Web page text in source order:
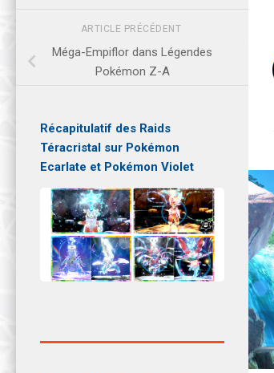
ARTICLE PRÉCÉDENT
Méga-Empiflor dans Légendes
Pokémon Z-A
Récapitulatif des Raids
Téracristal sur Pokémon
Ecarlate et Pokémon Violet